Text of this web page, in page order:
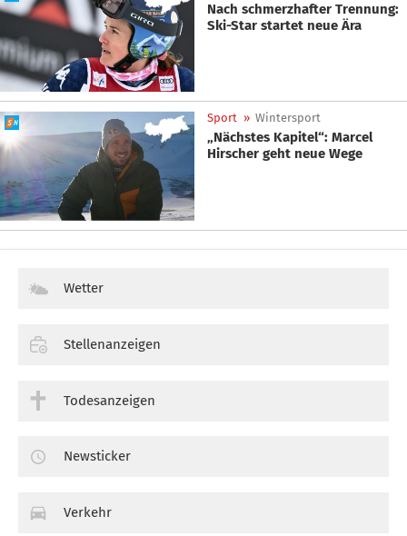
Nach schmerzhafter Trennung:
Ski-Star startet neue Ära
Sport » Wintersport
„Nächstes Kapitel“: Marcel
Hirscher geht neue Wege
Wetter
Stellenanzeigen
Todesanzeigen
Newsticker
Verkehr